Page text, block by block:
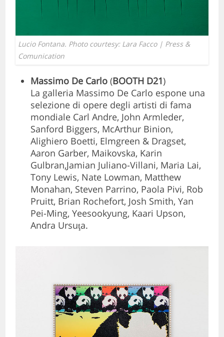
Lucio Fontana. Photo courtesy: Lara Facco | Press &
Comunication
Massimo De Carlo (BOOTH D21)
La galleria Massimo De Carlo espone una
selezione di opere degli artisti di fama
mondiale Carl Andre, John Armleder,
Sanford Biggers, McArthur Binion,
Alighiero Boetti, Elmgreen & Dragset,
Aaron Garber, Maikovska, Karin
Gulbran,Jamian Juliano-Villani, Maria Lai,
Tony Lewis, Nate Lowman, Matthew
Monahan, Steven Parrino, Paola Pivi, Rob
Pruitt, Brian Rochefort, Josh Smith, Yan
Pei-Ming, Yeesookyung, Kaari Upson,
Andra Ursuţa.